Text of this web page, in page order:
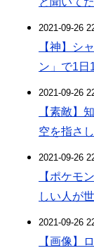
2021-09-26
【神】シ
ン」で1日
2021-09-26
【素敵】
空を指さ
2021-09-26
【ポケモ
しい人が
2021-09-26
【画像】